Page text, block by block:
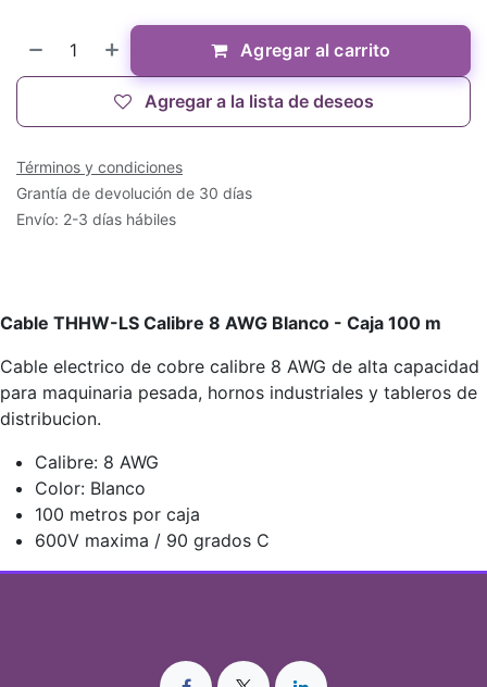
Agregar al carrito
Agregar a la lista de deseos
Términos y condiciones
Grantía de devolución de 30 días
Envío: 2-3 días hábiles
Cable THHW-LS Calibre 8 AWG Blanco - Caja 100 m
Cable electrico de cobre calibre 8 AWG de alta capacidad
para maquinaria pesada, hornos industriales y tableros de
distribucion.
Calibre: 8 AWG
Color: Blanco
100 metros por caja
600V maxima / 90 grados C